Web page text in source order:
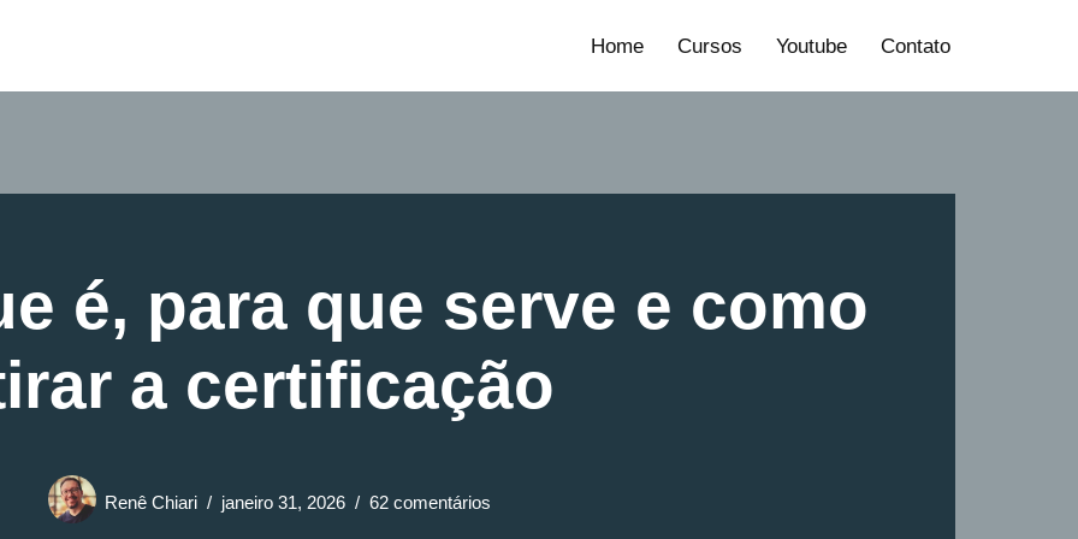
Home Cursos Youtube Contato
é, para que serve e como
a certificação
Renê Chiari janeiro 31, 2026 62 comentários